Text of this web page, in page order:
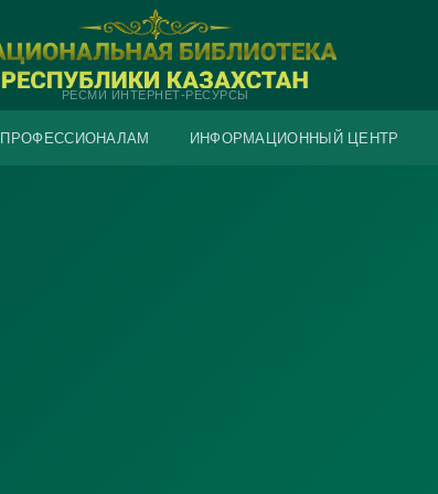
РЕСМИ ИНТЕРНЕТ-РЕСУРСЫ
ПРОФЕССИОНАЛАМ ИНФОРМАЦИОННЫЙ ЦЕНТР